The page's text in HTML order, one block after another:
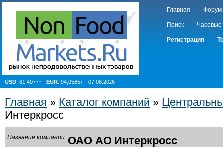
Главная Форум
Поиск Часовые
Регистрация
USD: 81,4077↑ EUR: 94,0585↑ - 07.08.2026
Главная » Каталог компаний »
Интеркросс
Название компании: ОАО АО Интеркросс